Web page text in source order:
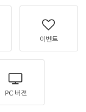
이벤트
PC 버젼